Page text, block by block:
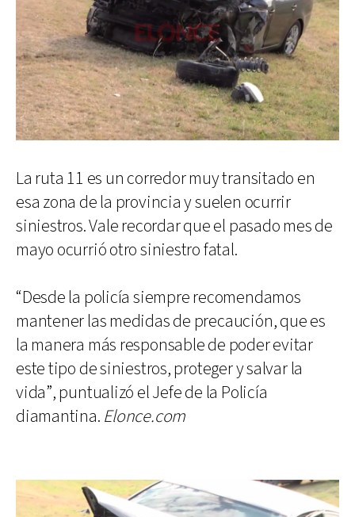
La ruta 11 es un corredor muy transitado en
esa zona de la provincia y suelen ocurrir
siniestros. Vale recordar que el pasado mes de
mayo ocurrió otro siniestro fatal.
“Desde la policía siempre recomendamos
mantener las medidas de precaución, que es
la manera más responsable de poder evitar
este tipo de siniestros, proteger y salvar la
vida”, puntualizó el Jefe de la Policía
diamantina. Elonce.com